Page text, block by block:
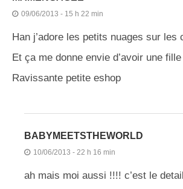
09/06/2013 - 15 h 22 min
Han j’adore les petits nuages sur les
Et ça me donne envie d’avoir une
Ravissante petite eshop
BABYMEETSTHEWORLD
10/06/2013 - 22 h 16 min
ah mais moi aussi !!!! c’est le